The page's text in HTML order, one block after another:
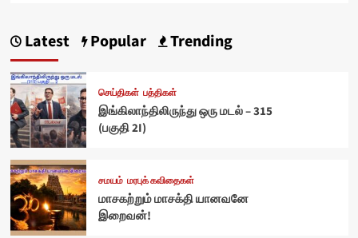
Latest Popular Trending
செய்திகள் பத்திகள்
இங்கிலாந்திலிருந்து ஒரு மடல் – 315
(பகுதி 2I)
சமயம் மரபுக் கவிதைகள்
மாசகற்றும் மாசக்தி யானவனே
இறைவன்!